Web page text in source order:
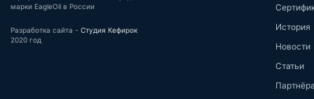
История
Новости
Статьи
марки EagleOil в России
Разработка сайта - Студия Кефирок
2020 год